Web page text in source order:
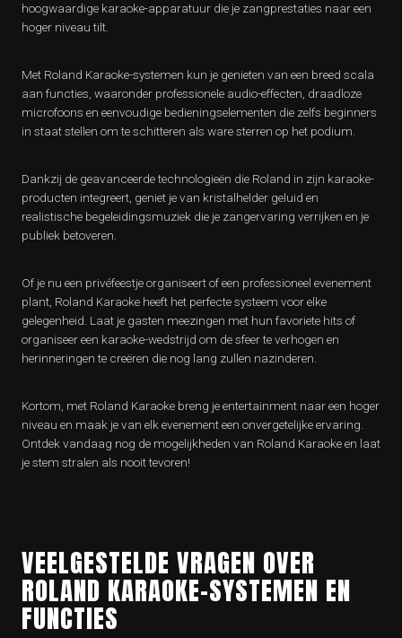
hoogwaardige karaoke-apparatuur die je zangprestaties naar een
hoger niveau tilt.
Met Roland Karaoke-systemen kun je genieten van een breed scala
aan functies, waaronder professionele audio-effecten, draadloze
microfoons en eenvoudige bedieningselementen die zelfs beginners
in staat stellen om te schitteren als ware sterren op het podium.
Dankzij de geavanceerde technologieën die Roland in zijn karaoke-
producten integreert, geniet je van kristalhelder geluid en
realistische begeleidingsmuziek die je zangervaring verrijken en je
publiek betoveren.
Of je nu een privéfeestje organiseert of een professioneel evenement
plant, Roland Karaoke heeft het perfecte systeem voor elke
gelegenheid. Laat je gasten meezingen met hun favoriete hits of
organiseer een karaoke-wedstrijd om de sfeer te verhogen en
herinneringen te creëren die nog lang zullen nazinderen.
Kortom, met Roland Karaoke breng je entertainment naar een hoger
niveau en maak je van elk evenement een onvergetelijke ervaring.
Ontdek vandaag nog de mogelijkheden van Roland Karaoke en laat
je stem stralen als nooit tevoren!
VEELGESTELDE VRAGEN OVER
ROLAND KARAOKE-SYSTEMEN EN
FUNCTIES